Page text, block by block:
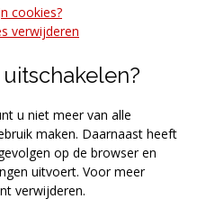
cookies?
verwijderen
u niet meer van alle
maken. Daarnaast heeft
op de browser en
uitvoert. Voor meer
verwijderen.